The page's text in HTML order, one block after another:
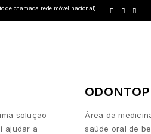
de chamada rede móvel nacional)
solução
ajudar a
Área da
saúde oral de